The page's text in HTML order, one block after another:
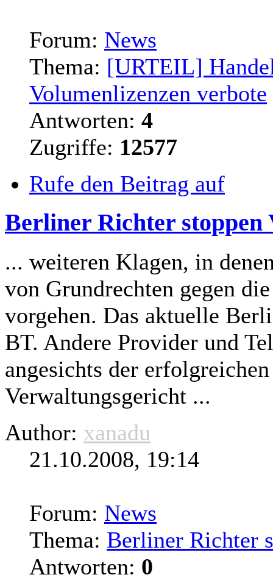
Forum: News
Thema: [URTEIL]
Volumenlizenzen verbote
Antworten: 4
Zugriffe: 12577
Rufe den Beitrag auf
Berliner Richter stoppen
... weiteren Klagen, in
von Grundrechten gegen
vorgehen. Das aktuelle
BT. Andere Provider und
angesichts der
Verwaltungsgericht ...
Author: xanadu
21.10.2008, 19:14
Forum: News
Thema: Berliner Richter
Antworten: 0